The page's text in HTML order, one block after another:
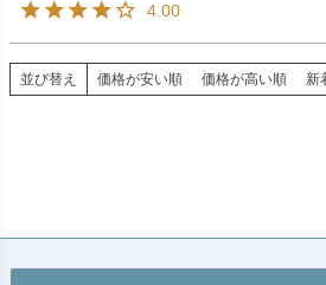
4.00
並び替え 価格が安い順 価格が高い順 新